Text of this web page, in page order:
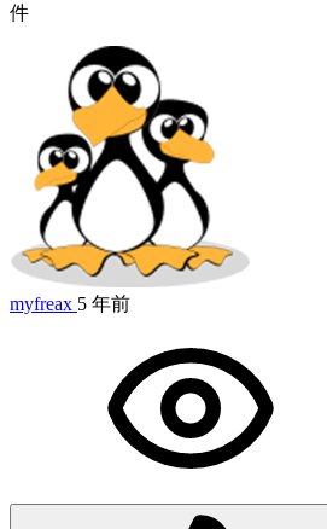
件
myfreax 5 年前